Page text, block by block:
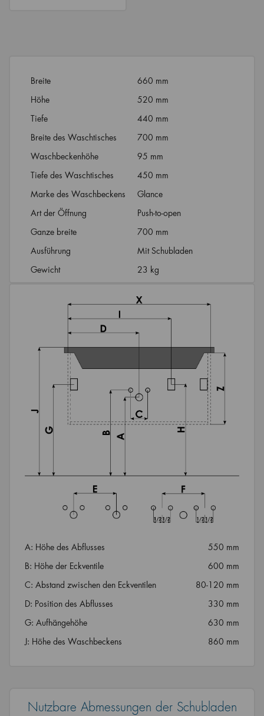
Breite
660 mm
Höhe
520 mm
Tiefe
440 mm
Breite des Waschtisches
700 mm
Waschbeckenhöhe
95 mm
Tiefe des Waschtisches
450 mm
Marke des Waschbeckens
Glance
Art der Öffnung
Push-to-open
Ganze breite
700 mm
Ausführung
Mit Schubladen
Gewicht
23 kg
A: Höhe des Abflusses
550 mm
B: Höhe der Eckventile
600 mm
C: Abstand zwischen den Eckventilen
80-120 mm
D: Position des Abflusses
330 mm
G: Aufhängehöhe
630 mm
J: Höhe des Waschbeckens
860 mm
Nutzbare Abmessungen der Schubladen